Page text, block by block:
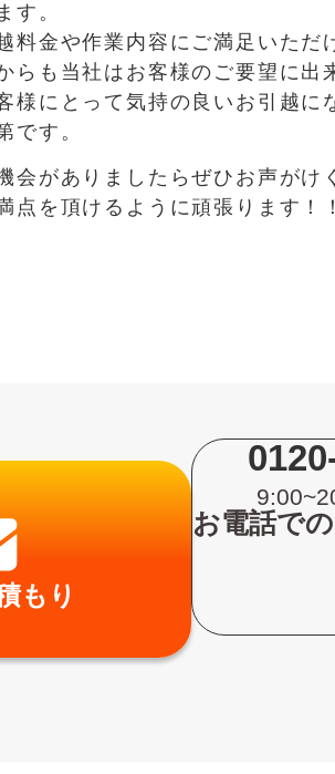
す。
料金や作業内容にご満足いただ
らも当社はお客様のご要望に出
様にとって気持の良いお引越
です。
会がありましたらぜひお声がけ
点を頂けるように頑張ります！！
もり
お電話で